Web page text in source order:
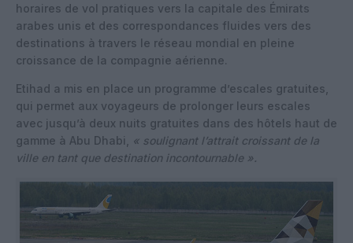
horaires de vol pratiques vers la capitale des Émirats
arabes unis et des correspondances fluides vers des
destinations à travers le réseau mondial en pleine
croissance de la compagnie aérienne.
Etihad a mis en place un programme d’escales gratuites,
qui permet aux voyageurs de prolonger leurs escales
avec jusqu’à deux nuits gratuites dans des hôtels haut de
gamme à Abu Dhabi,
« soulignant l’attrait croissant de la
ville en tant que destination incontournable ».